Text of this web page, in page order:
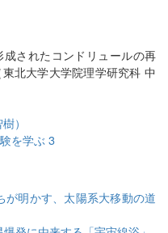
されたコンドリュールの再
北大学大学院理学研究科 中
）
を学ぶ 3
が明かす、太陽系大移動の道